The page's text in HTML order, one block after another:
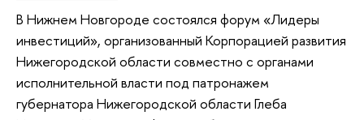
В Нижнем Новгороде состоялся форум «Лидеры
инвестиций», организованный Корпорацией развития
Нижегородской области совместно с органами
исполнительной власти под патронажем
губернатора Нижегородской области Глеба